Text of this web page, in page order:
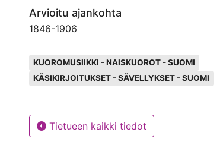
Arvioitu ajankohta
1846-1906
KUOROMUSIIKKI - NAISKUOROT - SUOMI
KÄSIKIRJOITUKSET - SÄVELLYKSET - SUOMI
Tietueen kaikki tiedot